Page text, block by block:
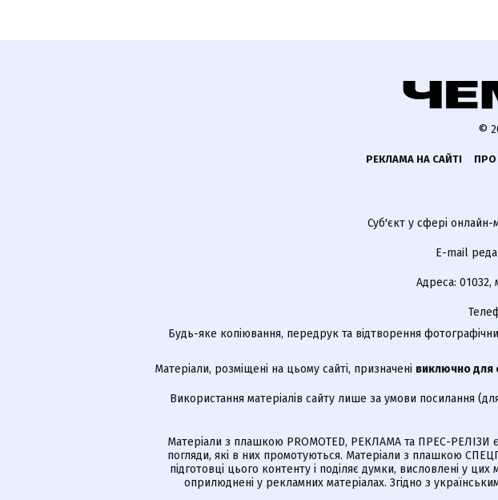
©
РЕКЛАМА НА САЙТІ ПРО
Суб'єкт у сфері онлайн-
E-mail
Адреса: 01032,
Будь-яке копіювання, передрук та відтворення
Матеріали, розміщені на цьому сайті, призначені виключно для
Використання матеріалів сайту лише за умови посилання
Матеріали з плашкою PROMOTED, РЕКЛАМА та ПРЕС-РЕЛІЗИ
погляди, які в них промотуються. Матеріали з плашкою
підготовці цього контенту і поділяє думки, висловлені у
оприлюднені у рекламних матеріалах. Згідно з